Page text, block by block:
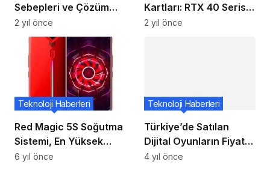
Sebepleri ve Çözüm
Yolları
2 yıl önce
Kartları: RTX 40 Serisi
Hakkında Bilmeniz
2 yıl önce
Red Magic 5S Soğutma
Sistemi, En Yüksek
Termal İletkenliğe
Teknoloji Haberleri
6 yıl önce
Dijital Oyunların Fiyat
Yerelleştirmesi